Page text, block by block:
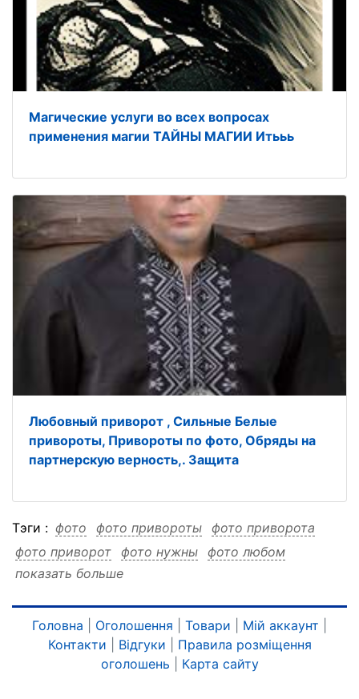
Магические услуги во всех вопросах
применения магии ТАЙНЫ МАГИИ Итььь
Любовный приворот , Сильные Белые
привороты, Привороты по фото, Обряды на
партнерскую верность,. Защита
Тэги : фото фото привороты фото приворота
фото приворот фото нужны фото любом
фото городе
фото будут
фото чугуев приворот фото чугуев нужны
фото чугуев любом
фото чугуев городе
фото чугуев будут привороты
привороты фото
показать больше
Головна Оголошення Товари Мій аккаунт
Контакти
Відгуки
Правила розміщення
оголошень
Карта сайту